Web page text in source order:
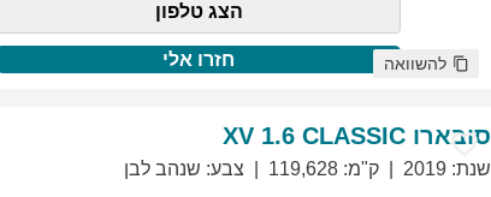
הצג טלפון
חזרו אלי להשוואה
סובארו XV 1.6 CLASSIC
שנת:
2019 ק"מ:
119,628 צבע: שנהב לבן